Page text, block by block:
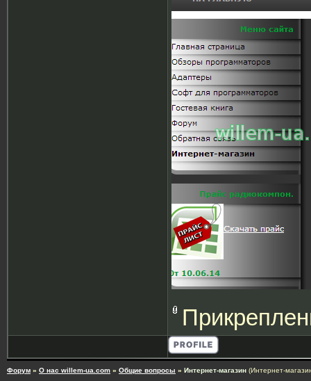
Форум » О нас willem-ua.com » Общие вопросы » Интернет-магазин (Интернет-